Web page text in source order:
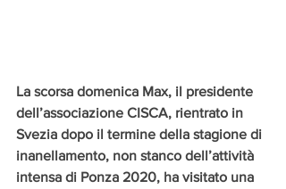
La scorsa domenica Max, il presidente
dell’associazione CISCA, rientrato in
Svezia dopo il termine della stagione di
inanellamento, non stanco dell’attività
intensa di Ponza 2020, ha visitato una